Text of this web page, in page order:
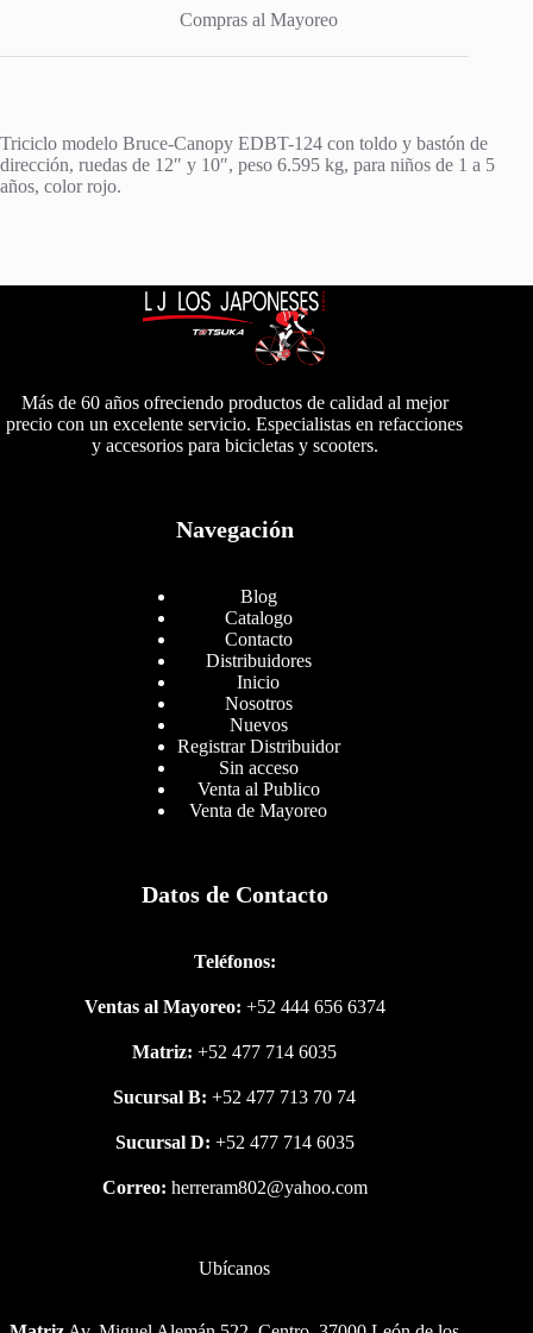
Compras al Mayoreo
Triciclo modelo Bruce-Canopy EDBT-124 con toldo y bastón de
dirección, ruedas de 12″ y 10″, peso 6.595 kg, para niños de 1 a 5
años, color rojo.
Más de 60 años ofreciendo productos de calidad al mejor
precio con un excelente servicio. Especialistas en refacciones
y accesorios para bicicletas y scooters.
Navegación
Blog
Catalogo
Contacto
Distribuidores
Inicio
Nosotros
Nuevos
Registrar Distribuidor
Sin acceso
Venta al Publico
Venta de Mayoreo
Datos de Contacto
Teléfonos:
Ventas al Mayoreo: +52 444 656 6374
Matriz: +52 477 714 6035
Sucursal B:+52 477 713 70 74
Sucursal D: +52 477 714 6035
Correo: herreram802@yahoo.com
Ubícanos